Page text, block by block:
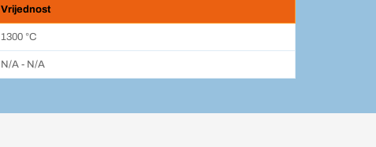
Vrijednost
1300 °C
N/A - N/A